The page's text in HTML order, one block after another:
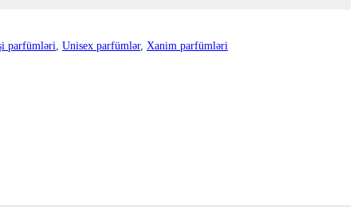
parfümləri, Unisex parfümlər, Xanim parfümləri